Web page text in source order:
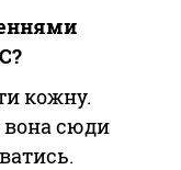
кожну.
вона сюди